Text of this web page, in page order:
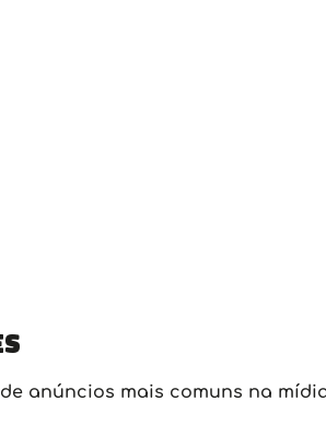
anúncios mais comuns na